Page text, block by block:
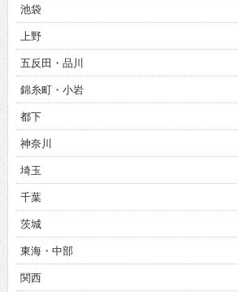
池袋
上野
五反田・品川
錦糸町・小岩
都下
神奈川
埼玉
千葉
茨城
東海・中部
関西